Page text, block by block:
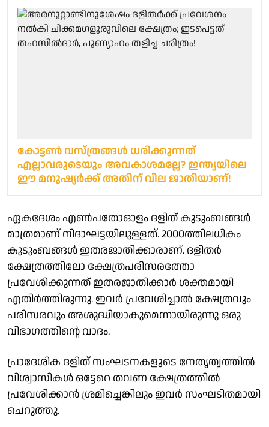
കോട്ടണ്‍ വസ്ത്രങ്ങള്‍ ധരിക്കുന്നത്
എല്ലാവരുടെയും അവകാശമല്ലേ? ഇന്ത്യയിലെ
ഈ മനുഷ്യര്‍ക്ക് അതിന് വില ജാതിയാണ്!
ഏകദേശം എൺപതോഓളം ദളിത് കുടുംബങ്ങൾ
മാത്രമാണ് നിദാഘട്ടയിലുള്ളത്. 2000ത്തിലധികം
കുടുംബങ്ങൾ ഇതരജാതിക്കാരാണ്. ദളിതർ
ക്ഷേത്രത്തിലോ ക്ഷേത്രപരിസരത്തോ
പ്രവേശിക്കുന്നത് ഇതരജാതിക്കാർ ശക്തമായി
എതിർത്തിരുന്നു. ഇവർ പ്രവേശിച്ചാൽ ക്ഷേത്രവും
പരിസരവും അശുദ്ധിയാകുമെന്നായിരുന്നു ഒരു
വിഭാഗത്തിന്റെ വാദം.
പ്രാദേശിക ദളിത് സംഘടനകളുടെ നേതൃത്വത്തിൽ
വിശ്വാസികൾ ഒട്ടേറെ തവണ ക്ഷേത്രത്തിൽ
പ്രവേശിക്കാൻ ശ്രമിച്ചെങ്കിലും ഇവർ സംഘടിതമായി
ചെറുത്തു.